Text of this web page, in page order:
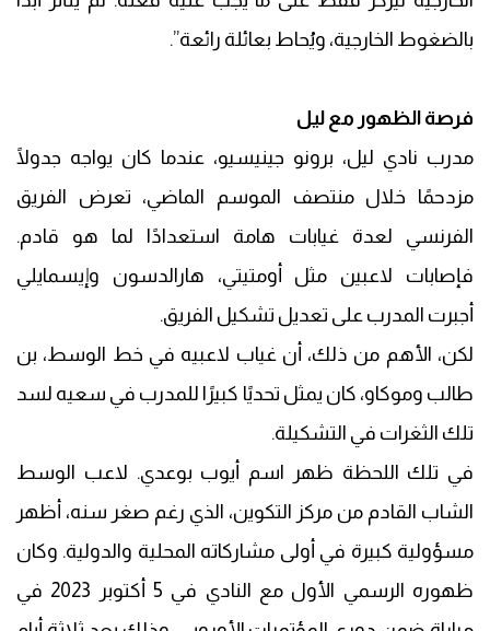
بالضغوط الخارجية، ويُحاط بعائلة رائعة”.
فرصة الظهور مع ليل
مدرب نادي ليل، برونو جينيسيو، عندما كان يواجه جدولًا
مزدحمًا خلال منتصف الموسم الماضي، تعرض الفريق
الفرنسي لعدة غيابات هامة استعدادًا لما هو قادم.
فإصابات لاعبين مثل أومتيتي، هارالدسون وإيسمايلي
أجبرت المدرب على تعديل تشكيل الفريق.
لكن، الأهم من ذلك، أن غياب لاعبيه في خط الوسط، بن
طالب وموكاو، كان يمثل تحديًا كبيرًا للمدرب في سعيه لسد
تلك الثغرات في التشكيلة.
في تلك اللحظة ظهر اسم أيوب بوعدي. لاعب الوسط
الشاب القادم من مركز التكوين، الذي رغم صغر سنه، أظهر
مسؤولية كبيرة في أولى مشاركاته المحلية والدولية. وكان
ظهوره الرسمي الأول مع النادي في 5 أكتوبر 2023 في